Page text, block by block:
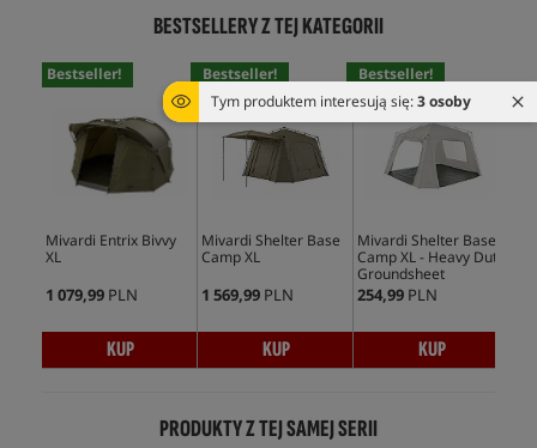
Tym produktem interesują się:3 osoby
BESTSELLERY Z TEJ KATEGORII
Bestseller!
Mivardi Entrix Bivvy
XL
1 079,99 PLN
KUP
Bestseller!
Mivardi Shelter Base
Camp XL
1 569,99 PLN
KUP
Bestseller!
Mivardi Shelter Base
Camp XL - Heavy Duty
Groundsheet
254,99 PLN
KUP
PRODUKTY Z TEJ SAMEJ SERII